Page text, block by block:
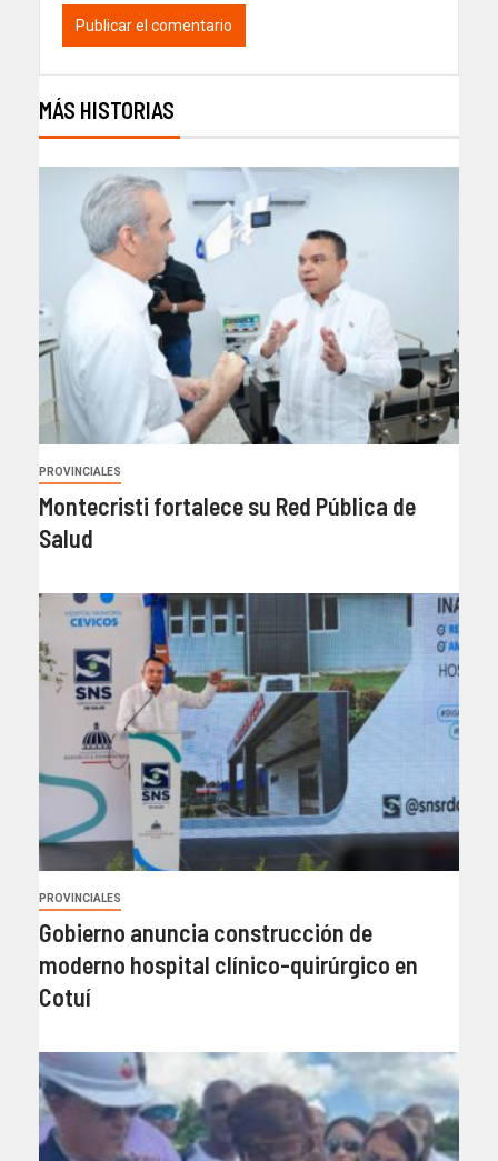
MÁS HISTORIAS
PROVINCIALES
Montecristi fortalece su Red Pública de
Salud
PROVINCIALES
Gobierno anuncia construcción de
moderno hospital clínico-quirúrgico en
Cotuí